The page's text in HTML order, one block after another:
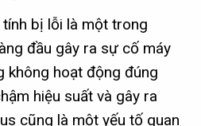
bị lỗi là một trong
đầu gây ra sự cố máy
không hoạt động đúng
hiệu suất và gây ra
cũng là một yếu tố quan